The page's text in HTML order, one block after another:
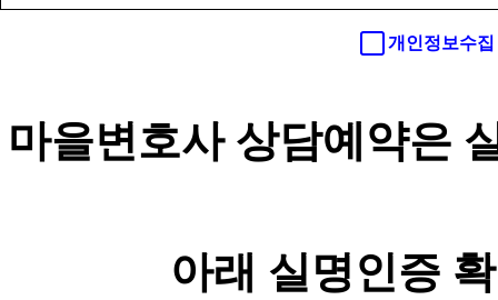
개인정보수
마을변호사 상담예약은
아래 실명인증